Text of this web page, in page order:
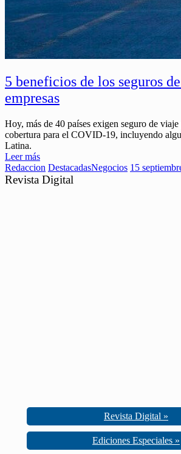
5 beneficios de los seguros
empresas
Hoy, más de 40 países exigen seguro de
cobertura para el COVID-19, incluyendo
Latina.
Leer más
Redaccion DestacadasNegocios 15
Revista Digital
Revista Digital »
Ediciones Especiales »